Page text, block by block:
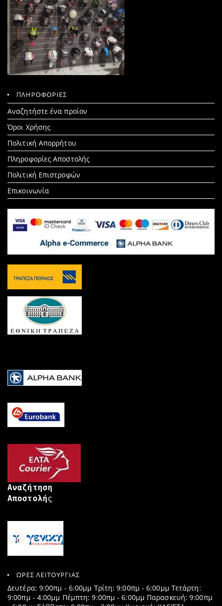
ΠΛΗΡΟΦΟΡΙΕΣ
Αναζητήστε ένα προίον
Search
for:
Όροι Χρήσης
Πολιτική Απορρήτου
Πληροφορίες Αποστολής
Πολιτική Επιστροφών
Επικοινωνία
Αναζήτηση
Αποστολής
ΩΡΕΣ ΛΕΙΤΟΥΡΓΙΑΣ
Δευτέρα: 9:00πμ - 6:00μμ Τρίτη: 9:00πμ - 6:00μμ Τετάρτη:
9:00πμ - 4:00μμ Πέμπτη: 9:00πμ - 6:00μμ Παρασκευή: 9:00πμ